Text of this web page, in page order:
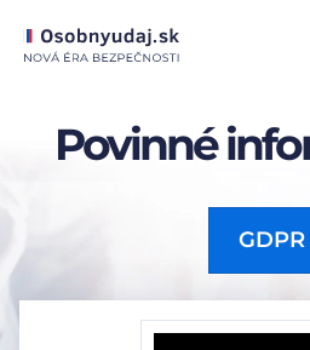
Povinné
GDPR